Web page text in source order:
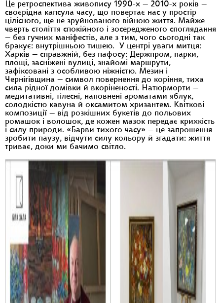
Це ретроспектива живопису 1990-х — 2010-х років —
своєрідна капсула часу, що повертає нас у простір
цілісного, ще не зруйнованого війною життя. Майже
чверть століття спокійного і зосередженого споглядання
— без гучних маніфестів, але з тим, чого сьогодні так
бракує: внутрішньою тишею. У центрі уваги митця:
Харків — справжній, без пафосу: Держпром, парки,
площі, засніжені вулиці, знайомі маршрути,
зафіксовані з особливою ніжністю. Мезин і
Чернігівщина — символ повернення до коріння, тиха
сила рідної домівки й вкоріненості. Натюрморти —
медитативні, тілесні, наповнені ароматами яблук,
солодкістю кавуна й оксамитом хризантем. Квіткові
композиції — від розкішних букетів до польових
ромашок і волошок, де кожен мазок передає крихкість
і силу природи. «Барви тихого часу» — це запрошення
зробити паузу, відчути силу кольору й згадати: життя
триває, доки ми бачимо світло.